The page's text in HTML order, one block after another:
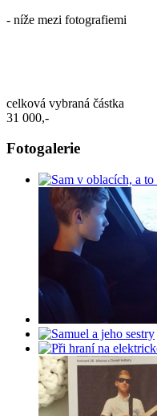
- níže mezi fotografiemi
celková vybraná částka
31 000,-
Fotogalerie